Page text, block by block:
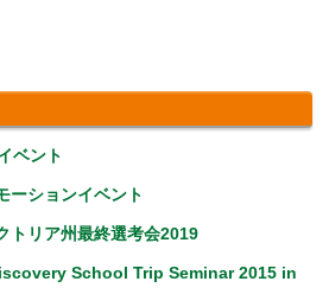
ベント
ーションイベント
トリア州最終選考会2019
School Trip Seminar 2015 in